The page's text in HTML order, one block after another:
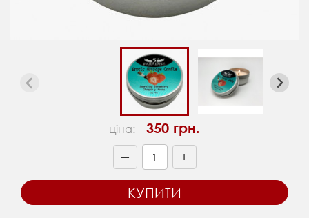
ціна: 350 грн.
— +
КУПИТИ